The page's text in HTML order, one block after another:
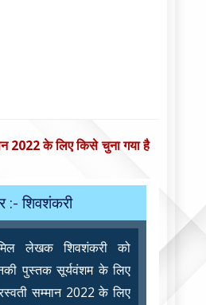
2022 के लिए किसे चुना गया है
:- शिवशंकरी
लेखक शिवशंकरी को
पुस्तक सूर्यवंशम के लिए
सम्मान 2022 के लिए